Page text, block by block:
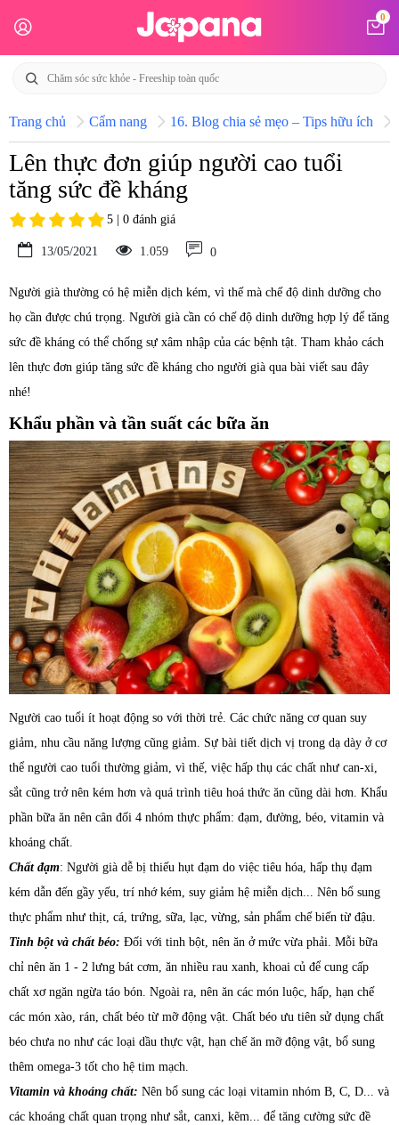
0
Trang chủ Cẩm nang 16. Blog chia sẻ mẹo – Tips hữu ích
Lên thực đơn giúp người cao tuổi
tăng sức đề kháng
5 | 0 đánh giá
13/05/2021 1.059 0
Người già thường có hệ miễn dịch kém, vì thế mà chế độ dinh dưỡng cho
họ cần được chú trọng. Người già cần có chế độ dinh dưỡng hợp lý để tăng
sức đề kháng có thể chống sự xâm nhập của các bệnh tật. Tham khảo cách
lên thực đơn giúp tăng sức đề kháng cho người già qua bài viết sau đây
nhé!
Khẩu phần và tần suất các bữa ăn
Người cao tuổi ít hoạt động so với thời trẻ. Các chức năng cơ quan suy
giảm, nhu cầu năng lượng cũng giảm. Sự bài tiết dịch vị trong dạ dày ở cơ
thể người cao tuổi thường giảm, vì thế, việc hấp thụ các chất như can-xi,
sắt cũng trở nên kém hơn và quá trình tiêu hoá thức ăn cũng dài hơn. Khẩu
phần bữa ăn nên cân đối 4 nhóm thực phẩm: đạm, đường, béo, vitamin và
khoáng chất.
Chất đạm: Người già dễ bị thiếu hụt đạm do việc tiêu hóa, hấp thụ đạm
kém dẫn đến gầy yếu, trí nhớ kém, suy giảm hệ miễn dịch... Nên bổ sung
thực phẩm như thịt, cá, trứng, sữa, lạc, vừng, sản phẩm chế biến từ đậu.
Tinh bột và chất béo: Đối với tinh bột, nên ăn ở mức vừa phải. Mỗi bữa
chỉ nên ăn 1 - 2 lưng bát cơm, ăn nhiều rau xanh, khoai củ để cung cấp
chất xơ ngăn ngừa táo bón. Ngoài ra, nên ăn các món luộc, hấp, hạn chế
các món xào, rán, chất béo từ mỡ động vật. Chất béo ưu tiên sử dụng chất
béo chưa no như các loại dầu thực vật, hạn chế ăn mỡ động vật, bổ sung
thêm omega-3 tốt cho hệ tim mạch.
Vitamin và khoáng chất: Nên bổ sung các loại vitamin nhóm B, C, D... và
các khoáng chất quan trọng như sắt, canxi, kẽm... để tăng cường sức đề